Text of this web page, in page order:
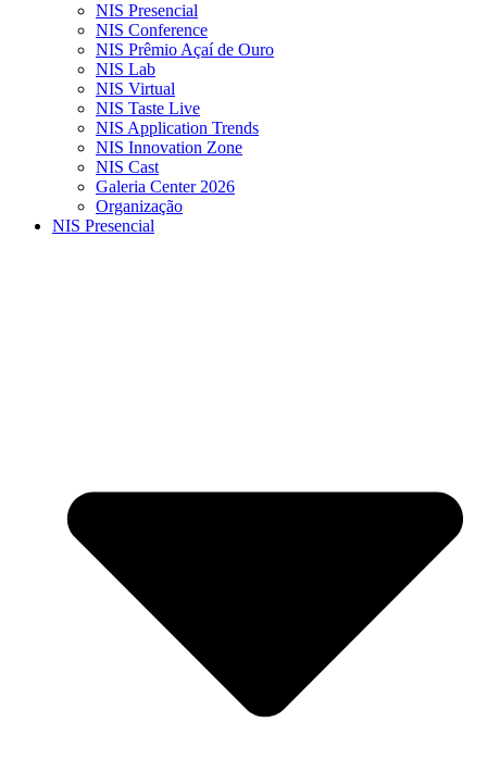
NIS Presencial
NIS Conference
NIS Prêmio Açaí de Ouro
NIS Lab
NIS Virtual
NIS Taste Live
NIS Application Trends
NIS Innovation Zone
NIS Cast
Galeria Center 2026
Organização
NIS Presencial